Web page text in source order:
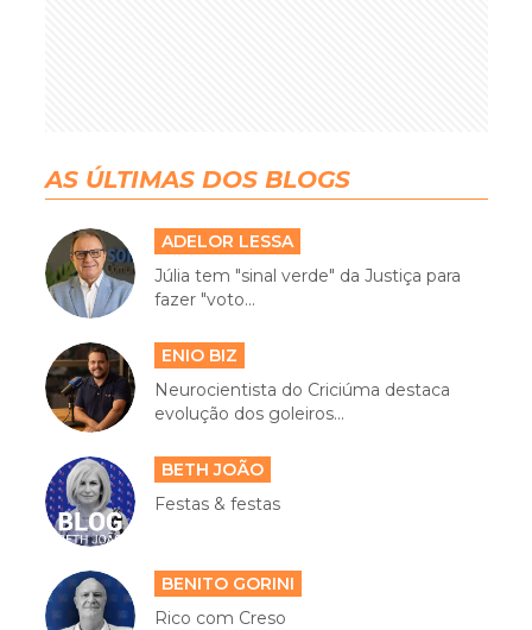
AS ÚLTIMAS DOS BLOGS
ADELOR LESSA
Júlia tem "sinal verde" da Justiça para
fazer "voto...
ENIO BIZ
Neurocientista do Criciúma destaca
evolução dos goleiros...
BETH JOÃO
Festas & festas
BENITO GORINI
Rico com Creso